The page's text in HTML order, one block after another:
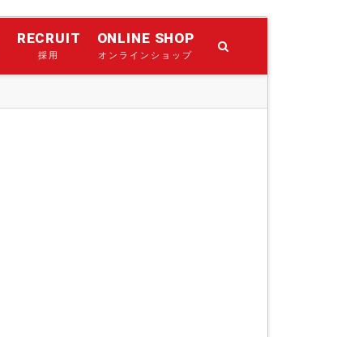
RECRUIT
採用
ONLINE SHOP
オンラインショップ